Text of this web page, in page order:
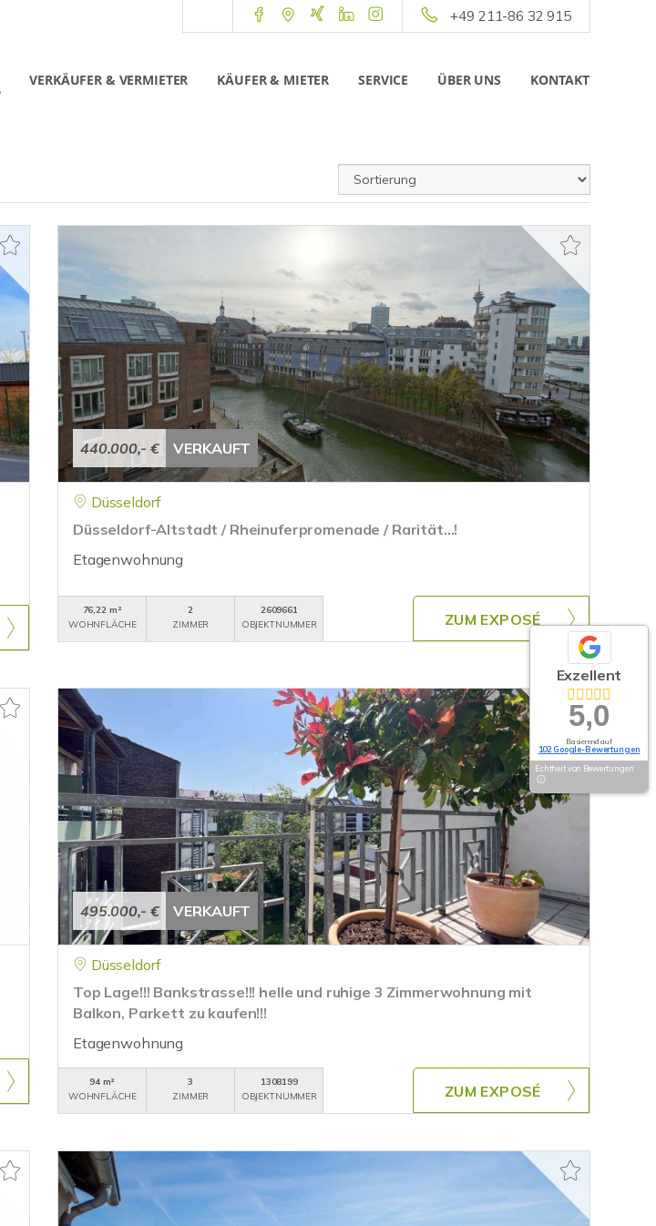
+49 211-86 32 915
VERKÄUFER & VERMIETER KÄUFER & MIETER SERVICE ÜBER UNS KONTAKT
440.000,- € VERKAUFT
Düsseldorf
Düsseldorf-Altstadt / Rheinuferpromenade / Rarität...!
Etagenwohnung
76,22 m²
WOHNFLÄCHE
2
ZIMMER
2609661
OBJEKTNUMMER
ZUM EXPOSÉ
495.000,- € VERKAUFT
Düsseldorf
Top Lage!!! Bankstrasse!!! helle und ruhige 3 Zimmerwohnung mit
Balkon, Parkett zu kaufen!!!
Etagenwohnung
94 m²
WOHNFLÄCHE
3
ZIMMER
1308199
OBJEKTNUMMER
ZUM EXPOSÉ
Exzellent
5,0
Basierend auf
102 Google-Bewertungen
Echtheit von Bewertungen